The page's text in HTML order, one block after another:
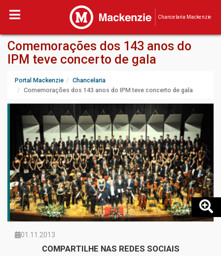
Chancelaria Mackenzie
Comemorações dos 143 anos do
IPM teve concerto de gala
Portal Mackenzie
Chancelaria
Comemorações dos 143 anos do IPM teve concerto de gala
01.11.2013
COMPARTILHE NAS REDES SOCIAIS